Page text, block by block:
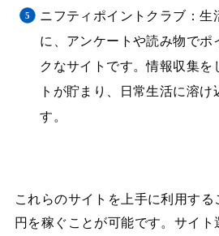
ニフティポイントクラブ：生
に、アンケートや読み物でポ
クなサイトです。情報収集を
トが貯まり、日常生活に溶け
す。
これらのサイトを上手に利用す
円を稼ぐことが可能です。サイ